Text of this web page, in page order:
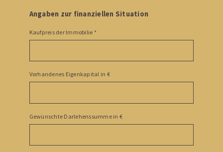
Angaben zur finanziellen Situation
Kaufpreis der Immobilie *
Vorhandenes Eigenkapital in €
Gewünschte Darlehenssumme in €